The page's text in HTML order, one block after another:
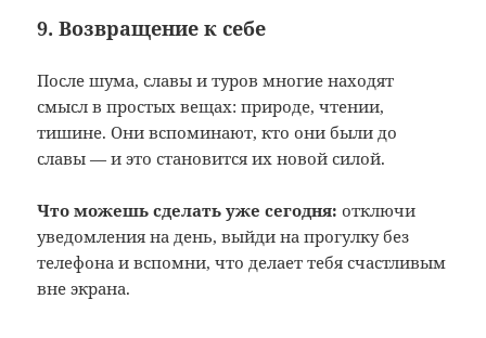
9. Возвращение к себе
После шума, славы и туров многие находят
смысл в простых вещах: природе, чтении,
тишине. Они вспоминают, кто они были до
славы — и это становится их новой силой.
Что можешь сделать уже сегодня: отключи
уведомления на день, выйди на прогулку без
телефона и вспомни, что делает тебя счастливым
вне экрана.